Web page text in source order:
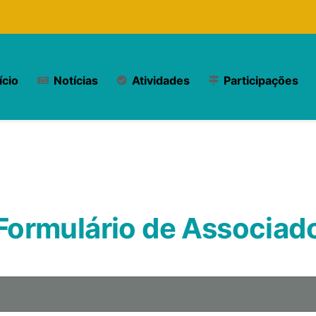
Notícias Atividades Participações
de